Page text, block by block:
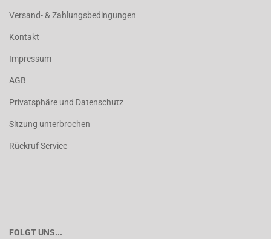
Versand- & Zahlungsbedingungen
Kontakt
Impressum
AGB
Privatsphäre und Datenschutz
Sitzung unterbrochen
Rückruf Service
FOLGT UNS...